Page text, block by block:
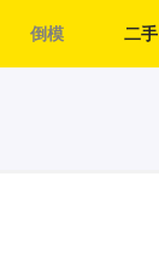
倒模 二手